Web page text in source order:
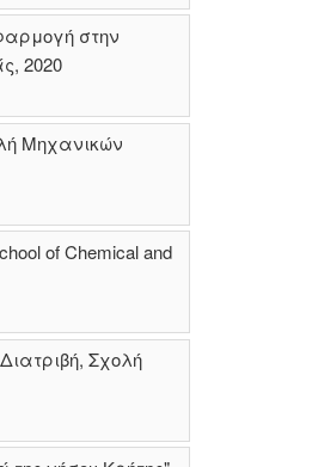
στην
2020
Μηχανικών
of Chemical and
Σχολή